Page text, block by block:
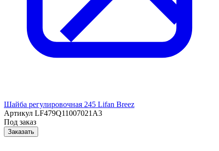
Шайба регулировочная 245 Lifan Breez
Артикул LF479Q11007021A3
Под заказ
Заказать